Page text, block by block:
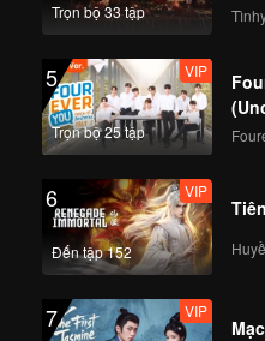
Trọn bộ 33 tập
5
Trọn bộ 25 tập
VIP
6
Đến tập 152
VIP
7 VIP